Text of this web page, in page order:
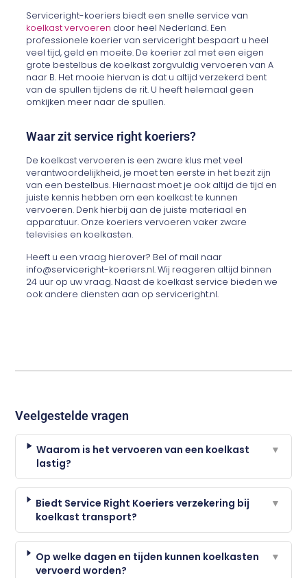
Serviceright-koeriers biedt een snelle service van
koelkast vervoeren door heel Nederland. Een
professionele koerier van serviceright bespaart u heel
veel tijd, geld en moeite. De koerier zal met een eigen
grote bestelbus de koelkast zorgvuldig vervoeren van A
naar B. Het mooie hiervan is dat u altijd verzekerd bent
van de spullen tijdens de rit. U heeft helemaal geen
omkijken meer naar de spullen.
Waar zit service right koeriers?
De koelkast vervoeren is een zware klus met veel
verantwoordelijkheid, je moet ten eerste in het bezit zijn
van een bestelbus. Hiernaast moet je ook altijd de tijd en
juiste kennis hebben om een koelkast te kunnen
vervoeren. Denk hierbij aan de juiste materiaal en
apparatuur. Onze koeriers vervoeren vaker zware
televisies en koelkasten.
Heeft u een vraag hierover? Bel of mail naar
info@serviceright-koeriers.nl. Wij reageren altijd binnen
24 uur op uw vraag. Naast de koelkast service bieden we
ook andere diensten aan op serviceright.nl.
Veelgestelde vragen
Waarom is het vervoeren van een koelkast
lastig?
▼
Biedt Service Right Koeriers verzekering bij
koelkast transport?
▼
Op welke dagen en tijden kunnen koelkasten
vervoerd worden?
▼